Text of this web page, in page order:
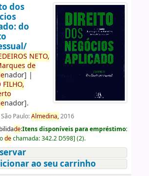
dos
do
DEIROS NETO,
de
nador] |
FILHO,
nador].
São Paulo:Almedina,2016
de:Itens disponíveis para empréstimo:
dechamada:342.2 D598] (2).
ao seu carrinho